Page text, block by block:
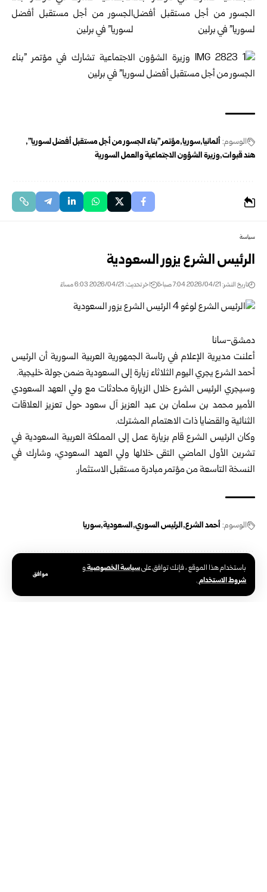
باستخدام هذا الموقع ، فإنك توافق علىسياسة الخصوصيةو
شروط الاستخدام.
موافق
الوسوم: ألمانيا سوريا مؤتمر "بناء الجسور من أجل مستقبل أفضل لسوريا"
هند قبوات وزيرة الشؤون الاجتماعية والعمل السورية
سياسة
الرئيس الشرع يزور السعودية
تاريخ النشر: 2026/04/21 7:04 صباحًا اخر تحديث: 2026/04/21 6:03 مساءً
دمشق-سانا
أعلنت مديرية الإعلام في رئاسة الجمهورية العربية السورية أن الرئيس
أحمد الشرعيجري اليوم الثلاثاء زيارة إلى السعودية ضمن جولة خليجية.
وسيجري الرئيس الشرع خلال الزيارة محادثات مع ولي العهد السعودي
الأمير محمد بن سلمان بن عبد العزيز آل سعود حول تعزيز العلاقات
الثنائية والقضايا ذات الاهتمام المشترك.
وكان الرئيس الشرع قام بزيارة عمل إلى المملكة العربية السعودية في
تشرين الأول الماضي التقى خلالها ولي العهد السعودي، وشارك في
النسخة التاسعة من مؤتمر مبادرة مستقبل الاستثمار.
الوسوم: أحمد الشرع الرئيس السوري السعودية سوريا